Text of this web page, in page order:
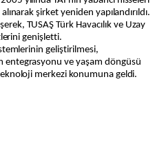
şirket yeniden yapılandırıldı.
TUSAŞ Türk Havacılık ve Uzay
genişletti.
geliştirilmesi,
ve yaşam döngüsü
merkezi konumuna geldi.